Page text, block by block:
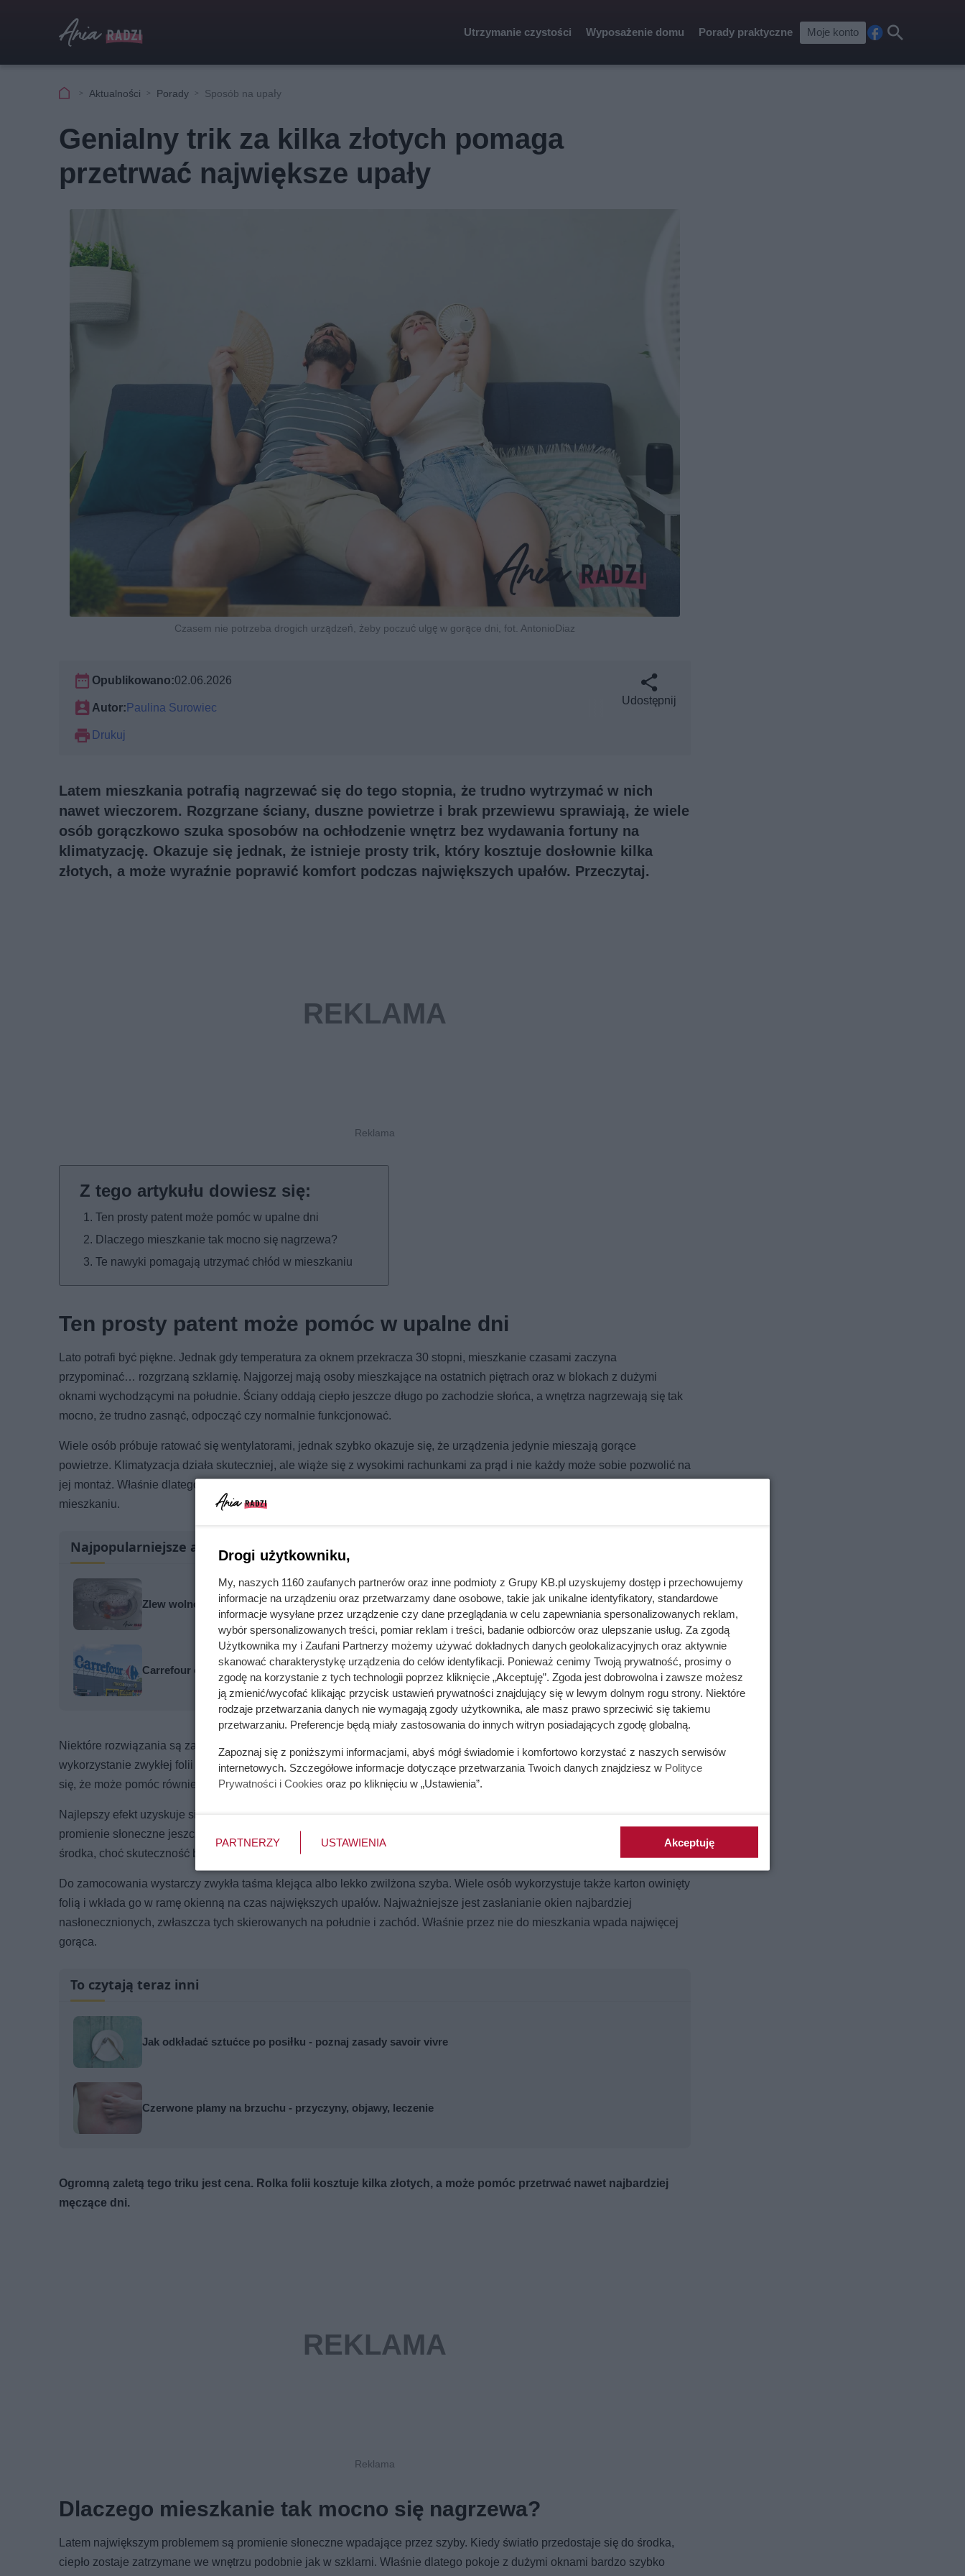
Utrzymanie czystości Wyposażenie domu Porady praktyczne Moje konto
cebkaj
Aktualności Porady Sposób na upały
Genialny trik za kilka złotych pomaga
przetrwać największe upały
Czasem nie potrzeba drogich urządzeń, żeby poczuć ulgę w gorące dni, fot. AntonioDiaz
Opublikowano:02.06.2026
Autor:Paulina Surowiec
Drukuj
Udostępnij
Latem mieszkania potrafią nagrzewać się do tego stopnia, że trudno wytrzymać w nich
nawet wieczorem. Rozgrzane ściany, duszne powietrze i brak przewiewu sprawiają, że wiele
osób gorączkowo szuka sposobów na ochłodzenie wnętrz bez wydawania fortuny na
klimatyzację. Okazuje się jednak, że istnieje prosty trik, który kosztuje dosłownie kilka
złotych, a może wyraźnie poprawić komfort podczas największych upałów. Przeczytaj.
Ten prosty patent może pomóc w upalne dni
Dlaczego mieszkanie tak mocno się nagrzewa?
Te nawyki pomagają utrzymać chłód w mieszkaniu
Ten prosty patent może pomóc w upalne dni
Lato potrafi być piękne. Jednak gdy temperatura za oknem przekracza 30 stopni, mieszkanie czasami zaczyna
przypominać… rozgrzaną szklarnię. Najgorzej mają osoby mieszkające na ostatnich piętrach oraz w blokach z dużymi
oknami wychodzącymi na południe. Ściany oddają ciepło jeszcze długo po zachodzie słońca, a wnętrza nagrzewają się tak
mocno, że trudno zasnąć, odpocząć czy normalnie funkcjonować.
Wiele osób próbuje ratować się wentylatorami, jednak szybko okazuje się, że urządzenia jedynie mieszają gorące
powietrze. Klimatyzacja działa skuteczniej, ale wiąże się z wysokimi rachunkami za prąd i nie każdy może sobie pozwolić na
jej montaż. Właśnie dlatego coraz więcej osób szuka prostych, domowych sposobów na ograniczenie temperatury w
mieszkaniu.
Najpopularniejsze artykuły
Zlew wolno odprowadza wodę? Wypróbuj ten domowy patent, zanim wezwiesz fachowca
Carrefour odpalił promocje: kawa 80% taniej i różne hity
Niektóre rozwiązania są zaskakująco skuteczne, mimo że kosztują dosłownie kilka złotych. Jednym z nich jest
wykorzystanie zwykłej folii aluminiowej. Choć kojarzy się głównie z pieczeniem czy przechowywaniem żywności, okazuje
się, że może pomóc również podczas największych upałów.
Najlepszy efekt uzyskuje się, umieszczając folię po zewnętrznej stronie okna - doradza Onet. Właśnie tam odbija ona
promienie słoneczne jeszcze przed kontaktem z szybą. Jeśli nie ma takiej możliwości, można przykleić ją również od
środka, choć skuteczność będzie nieco mniejsza.
Do zamocowania wystarczy zwykła taśma klejąca albo lekko zwilżona szyba. Wiele osób wykorzystuje także karton owinięty
folią i wkłada go w ramę okienną na czas największych upałów. Najważniejsze jest zasłanianie okien najbardziej
nasłonecznionych, zwłaszcza tych skierowanych na południe i zachód. Właśnie przez nie do mieszkania wpada najwięcej
gorąca.
To czytają teraz inni
Jak odkładać sztućce po posiłku - poznaj zasady savoir vivre
Czerwone plamy na brzuchu - przyczyny, objawy, leczenie
Ogromną zaletą tego triku jest cena. Rolka folii kosztuje kilka złotych, a może pomóc przetrwać nawet najbardziej
męczące dni.
Dlaczego mieszkanie tak mocno się nagrzewa?
Latem największym problemem są promienie słoneczne wpadające przez szyby. Kiedy światło przedostaje się do środka,
ciepło zostaje zatrzymane we wnętrzu podobnie jak w szklarni. Właśnie dlatego pokoje z dużymi oknami bardzo szybko
Drogi użytkowniku,
My, naszych 1160 zaufanych partnerów oraz inne podmioty z Grupy KB.pl uzyskujemy dostęp i przechowujemy
informacje na urządzeniu oraz przetwarzamy dane osobowe, takie jak unikalne identyfikatory, standardowe
informacje wysyłane przez urządzenie czy dane przeglądania w celu zapewniania spersonalizowanych reklam,
wybór spersonalizowanych treści, pomiar reklam i treści, badanie odbiorców oraz ulepszanie usług. Za zgodą
Użytkownika my i Zaufani Partnerzy możemy używać dokładnych danych geolokalizacyjnych oraz aktywnie
skanować charakterystykę urządzenia do celów identyfikacji. Ponieważ cenimy Twoją prywatność, prosimy o
zgodę na korzystanie z tych technologii poprzez kliknięcie „Akceptuję”. Zgoda jest dobrowolna i zawsze możesz
ją zmienić/wycofać klikając przycisk ustawień prywatności znajdujący się w lewym dolnym rogu strony. Niektóre
rodzaje przetwarzania danych nie wymagają zgody użytkownika, ale masz prawo sprzeciwić się takiemu
przetwarzaniu. Preferencje będą miały zastosowania do innych witryn posiadających zgodę globalną.
Zapoznaj się z poniższymi informacjami, abyś mógł świadomie i komfortowo korzystać z naszych serwisów
internetowych. Szczegółowe informacje dotyczące przetwarzania Twoich danych znajdziesz w Polityce
Prywatności i Cookies oraz po kliknięciu w „Ustawienia”.
PARTNERZY USTAWIENIA Akceptuję